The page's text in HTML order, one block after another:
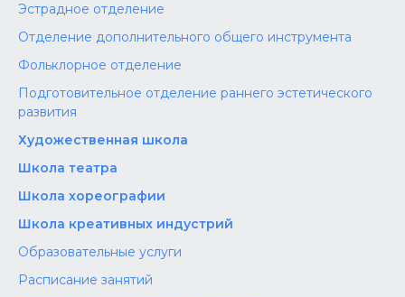
Эстрадное отделение
Отделение дополнительного общего инструмента
Фольклорное отделение
Подготовительное отделение раннего эстетического
развития
Художественная школа
Школа‌‌‌‌ театра
Школа хореографии
Школа креативных индустрий
Образовательные услуги
Расписание занятий